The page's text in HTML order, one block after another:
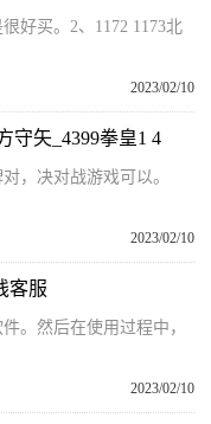
好买。2、1172 1173北
2023/02/10
守矢_4399拳皇1 4
，决对战游戏可以。
2023/02/10
客服
。然后在使用过程中，
2023/02/10